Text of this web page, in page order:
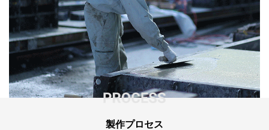
製作プロセス